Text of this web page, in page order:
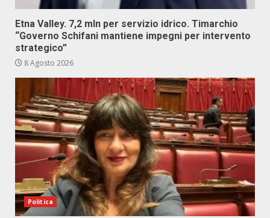
Etna Valley. 7,2 mln per servizio idrico. Timarchio
“Governo Schifani mantiene impegni per intervento
strategico”
8 Agosto 2026
Politica